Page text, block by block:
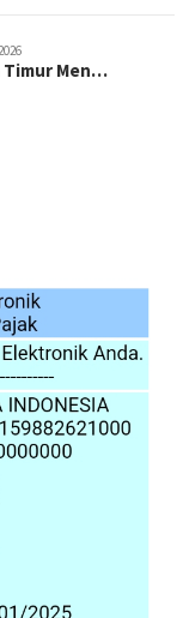
Timur Men…